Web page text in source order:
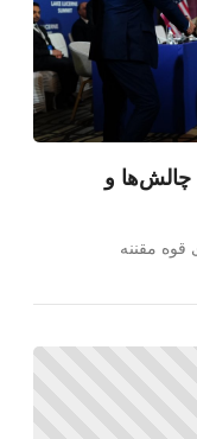
چالش‌ها و
مقننه